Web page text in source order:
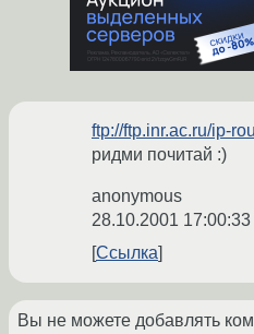
ftp://ftp.inr.ac.ru/ip-
ридми почитай :)
anonymous
28.10.2001
Ссылка
Вы не можете добавлять